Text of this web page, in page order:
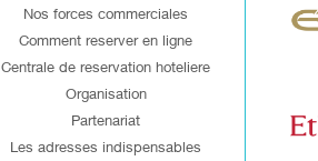
Nos forces commerciales
Comment reserver en ligne
Centrale de reservation hoteliere
Organisation
Partenariat
Les adresses indispensables